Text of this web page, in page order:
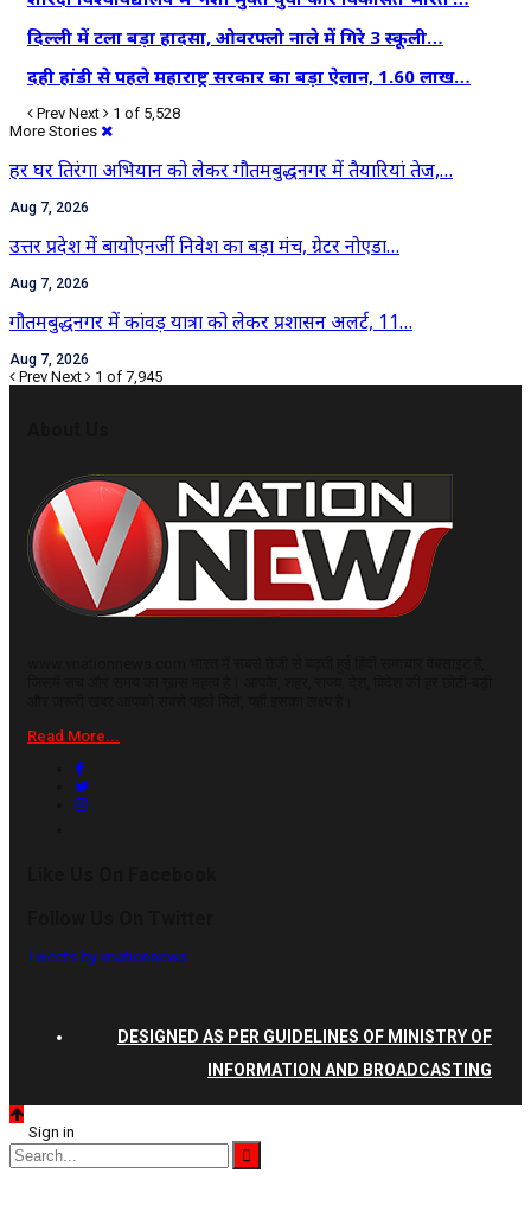
दिल्ली में टला बड़ा हादसा, ओवरफ्लो नाले में गिरे 3 स्कूली…
दही हांडी से पहले महाराष्ट्र सरकार का बड़ा ऐलान, 1.60 लाख…
Prev Next
1 of 5,528
More Stories
हर घर तिरंगा अभियान को लेकर गौतमबुद्धनगर में तैयारियां तेज,…
Aug 7, 2026
उत्तर प्रदेश में बायोएनर्जी निवेश का बड़ा मंच, ग्रेटर नोएडा…
Aug 7, 2026
गौतमबुद्धनगर में कांवड़ यात्रा को लेकर प्रशासन अलर्ट, 11…
Aug 7, 2026
Prev Next 1 of 7,945
Read More...
Tweets by vnationnews
DESIGNED AS PER GUIDELINES OF MINISTRY OF
INFORMATION AND BROADCASTING
Sign in